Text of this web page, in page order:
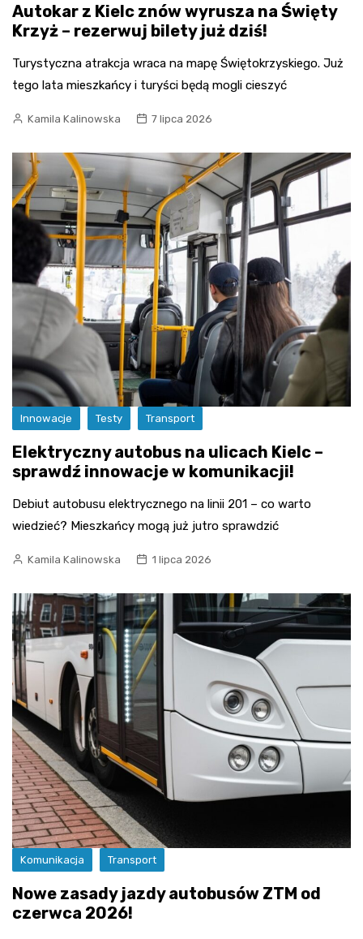
Autokar z Kielc znów wyrusza na Święty
Krzyż – rezerwuj bilety już dziś!
Turystyczna atrakcja wraca na mapę Świętokrzyskiego. Już
tego lata mieszkańcy i turyści będą mogli cieszyć
Kamila Kalinowska 7 lipca 2026
Innowacje Testy Transport
Elektryczny autobus na ulicach Kielc –
sprawdź innowacje w komunikacji!
Debiut autobusu elektrycznego na linii 201 – co warto
wiedzieć? Mieszkańcy mogą już jutro sprawdzić
Kamila Kalinowska 1 lipca 2026
Komunikacja Transport
Nowe zasady jazdy autobusów ZTM od
czerwca 2026!